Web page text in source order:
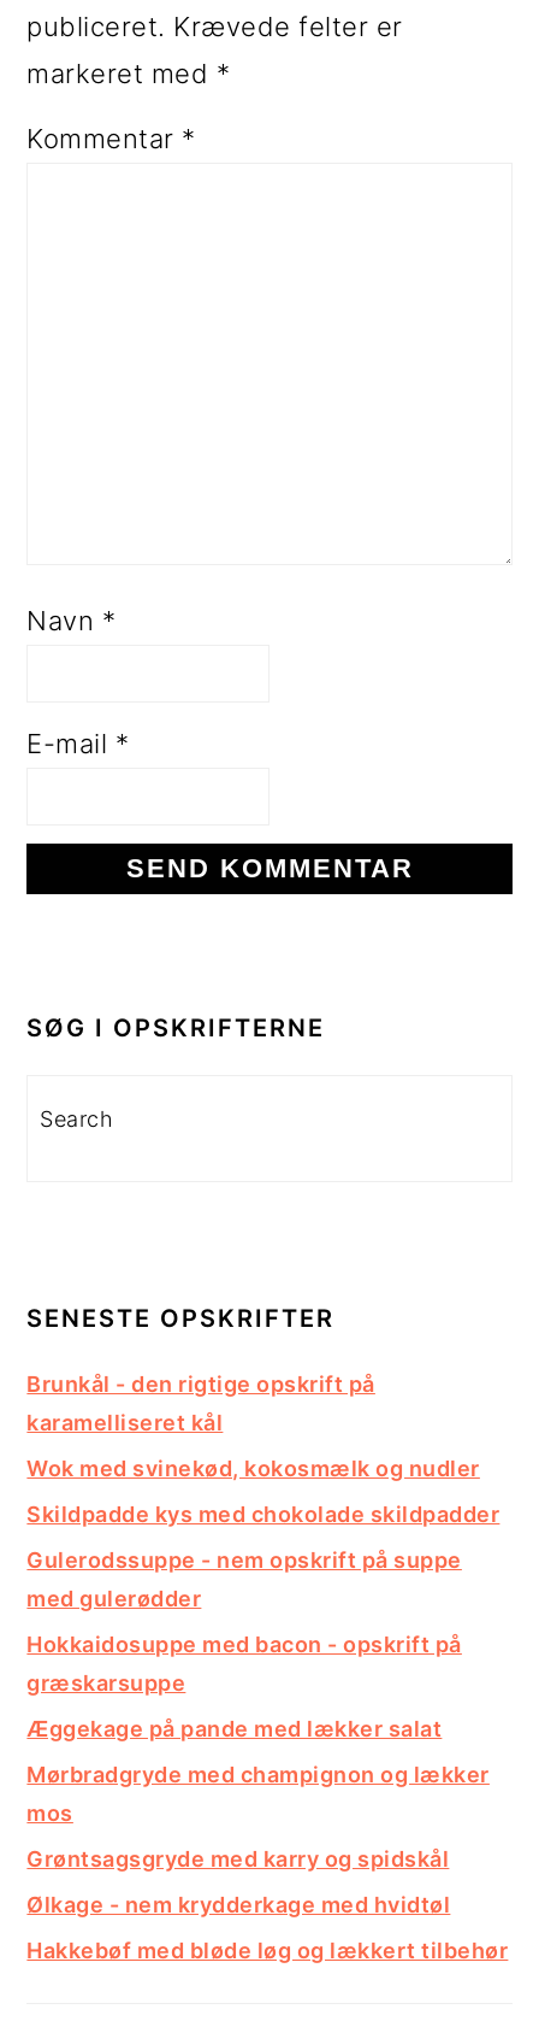
publiceret. Krævede felter er
markeret med *
Kommentar *
Navn *
E-mail *
SIDEBAR
SØG I OPSKRIFTERNE
Search
SENESTE OPSKRIFTER
Brunkål - den rigtige opskrift på
karamelliseret kål
Wok med svinekød, kokosmælk og nudler
Skildpadde kys med chokolade skildpadder
Gulerodssuppe - nem opskrift på suppe
med gulerødder
Hokkaidosuppe med bacon - opskrift på
græskarsuppe
Æggekage på pande med lækker salat
Mørbradgryde med champignon og lækker
mos
Grøntsagsgryde med karry og spidskål
Ølkage - nem krydderkage med hvidtøl
Hakkebøf med bløde løg og lækkert tilbehør